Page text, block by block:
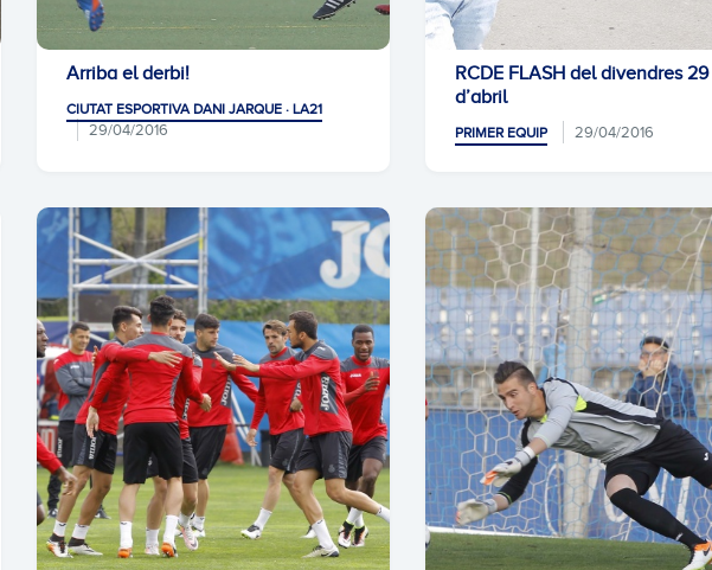
Arriba el derbi!
CIUTAT ESPORTIVA DANI JARQUE · LA21
29/04/2016
RCDE FLASH del divendres 29
d’abril
PRIMER EQUIP 29/04/2016